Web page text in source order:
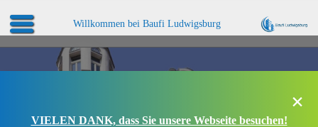
Willkommen bei Baufi Ludwigsburg
×
VIELEN DANK, dass Sie unsere Webseite besuchen!